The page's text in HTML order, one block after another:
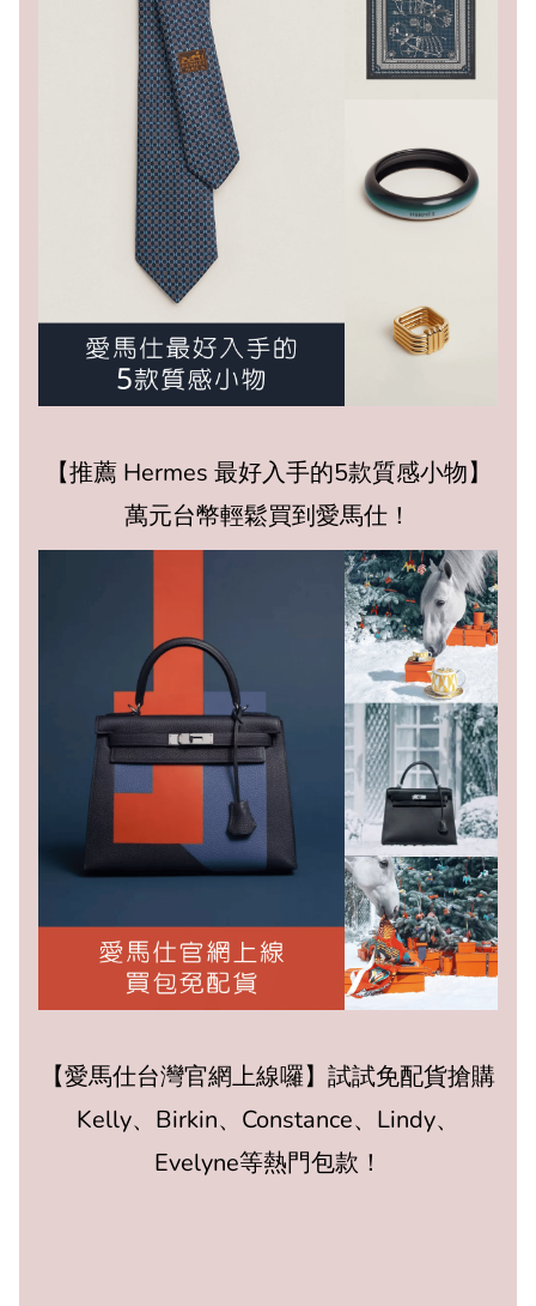
【推薦 Hermes 最好入手的5款質感小物】
萬元台幣輕鬆買到愛馬仕！
【愛馬仕台灣官網上線囉】試試免配貨搶購
Kelly、Birkin、Constance、Lindy、
Evelyne等熱門包款！